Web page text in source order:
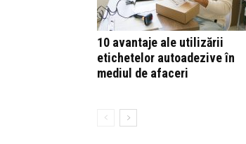
10 avantaje ale utilizării
etichetelor autoadezive în
mediul de afaceri